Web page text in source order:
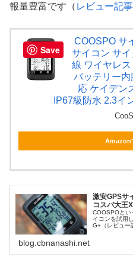
報量豊富です（ レビュー記
COOSPO サ
サイコン サ
線 ワイヤレ
バッテリー
応 ケイデン
IP67級防水 2.3イ
Amazon
激安GPSサ
コスパ大王
COOSPOとい
イコンを試用
G+（レビュー
blog.cbnanashi.net
Save